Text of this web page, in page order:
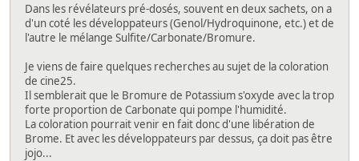
Dans les révélateurs pré-dosés, souvent en deux sachets, on a
d'un coté les développateurs (Genol/Hydroquinone, etc.) et de
l'autre le mélange Sulfite/Carbonate/Bromure.
Je viens de faire quelques recherches au sujet de la coloration
de cine25.
Il semblerait que le Bromure de Potassium s'oxyde avec la trop
forte proportion de Carbonate qui pompe l'humidité.
La coloration pourrait venir en fait donc d'une libération de
Brome. Et avec les développateurs par dessus, ça doit pas être
jojo...